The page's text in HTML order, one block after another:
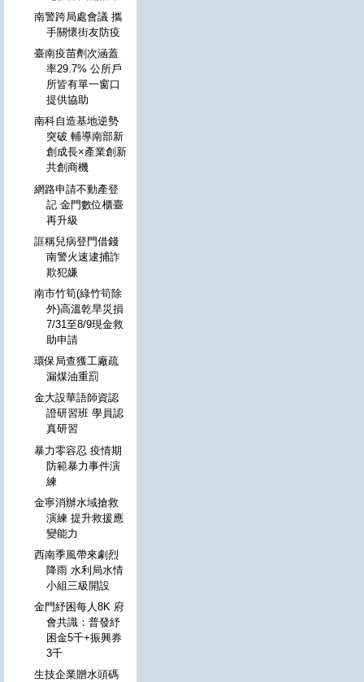
南警跨局處會議 攜
手關懷街友防疫
臺南疫苗劑次涵蓋
率29.7% 公所戶
所皆有單一窗口
提供協助
南科自造基地逆勢
突破 輔導南部新
創成長×產業創新
共創商機
網路申請不動產登
記 金門數位櫃臺
再升級
誆稱兒病登門借錢
南警火速逮捕詐
欺犯嫌
南市竹筍(綠竹筍除
外)高溫乾旱災損
7/31至8/9現金救
助申請
環保局查獲工廠疏
漏煤油重罰
金大設華語師資認
證研習班 學員認
真研習
暴力零容忍 疫情期
防範暴力事件演
練
金寧消辦水域搶救
演練 提升救援應
變能力
西南季風帶來劇烈
降雨 水利局水情
小組三級開設
金門紓困每人8K 府
會共識：普發紓
困金5千+振興券
3千
生技企業贈水頭碼